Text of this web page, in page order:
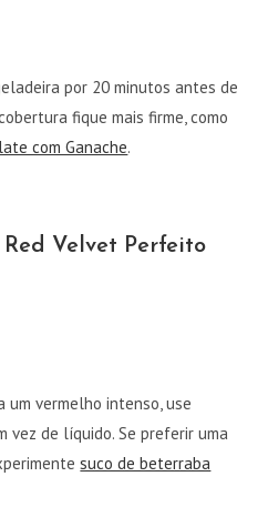
por 20 minutos antes de
fique mais firme, como
com Ganache.
Velvet Perfeito
um vermelho intenso, use
vez de líquido. Se preferir uma
suco de beterraba